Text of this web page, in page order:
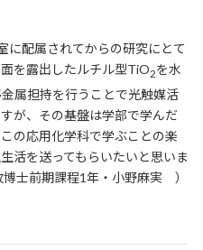
配属されてからの研究にとて
を露出したルチル型TiO2を水
属担持を行うことで光触媒活
が、その基盤は学部で学んだ
の応用化学科で学ぶことの楽
活を送ってもらいたいと思いま
士前期課程1年・小野麻実 ）